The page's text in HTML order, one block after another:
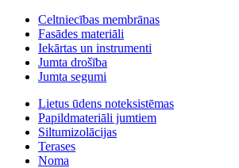
Celtniecības membrānas
Fasādes materiāli
Iekārtas un instrumenti
Jumta drošība
Jumta segumi
Lietus ūdens noteksistēmas
Papildmateriāli jumtiem
Siltumizolācijas
Terases
Noma